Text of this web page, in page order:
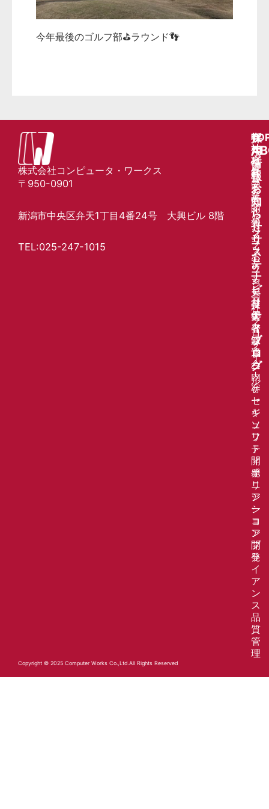
今年最後のゴルフ部⛳ラウンド👣
株式会社コンピュータ・ワークス
〒950-0901
新潟市中央区弁天1丁目4番24号 大興ビル 8階
TEL:025-247-1015
会
社
案
内
代
表
メ
ッ
セ
ー
ジ
会
社
プ
ロ
フ
ィ
ー
ル
サ
ー
ビ
ス
受
託
開
発
ソ
フ
ト
ウ
ェ
ア
技
術
者
派
遣
パ
ッ
ケ
ー
ジ
ソ
フ
ト
開
発
ニ
ア
シ
ョ
ア
開
発
会
社
方
針
プ
ラ
イ
バ
シ
ー
ポ
リ
シ
ー
審
査
登
録
適
合
内
容
セ
キ
ュ
リ
テ
ィ
ポ
リ
シ
ー
コ
ン
プ
ラ
イ
ア
ン
ス
品
質
管
理
採
用
情
報
お
知
ら
せ
サ
ス
テ
ナ
ビ
リ
テ
ィ
ブ
ロ
グ
Copyright © 2025 Computer Works Co.,Ltd.All Rights Reserved